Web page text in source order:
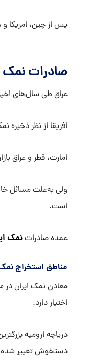
پس از چین، امریکا
صادرات نمک
عراق طی سال‌های
افریقا از نظر
امارت، قطر و عراق
ولی به‌علت مسائل
است.
عمده صادراتنمک
مناطق استخراج
معادن نمک ایران در
اختیار دارد.
دریاچه ارومیه
دستخوش تغییر